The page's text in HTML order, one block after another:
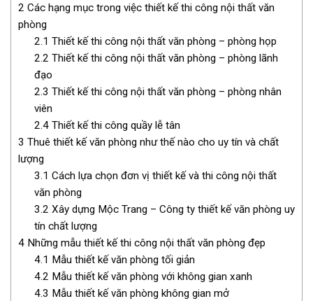
2 Các hạng mục trong việc thiết kế thi công nội thất văn
phòng
2.1 Thiết kế thi công nội thất văn phòng – phòng họp
2.2 Thiết kế thi công nội thất văn phòng – phòng lãnh
đạo
2.3 Thiết kế thi công nội thất văn phòng – phòng nhân
viên
2.4Thiết kế thi công quầy lễ tân
3 Thuê thiết kế văn phòng như thế nào cho uy tín và chất
lượng
3.1 Cách lựa chọn đơn vị thiết kế và thi công nội thất
văn phòng
3.2 Xây dựng Mộc Trang – Công ty thiết kế văn phòng uy
tín chất lượng
4 Những mẫu thiết kế thi công nội thất văn phòng đẹp
4.1 Mẫu thiết kế văn phòng tối giản
4.2 Mẫu thiết kế văn phòng với không gian xanh
4.3 Mẫu thiết kế văn phòng không gian mở